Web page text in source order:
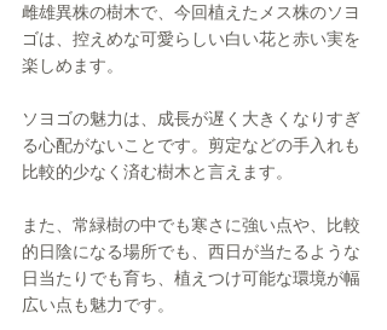
雌雄異株の樹木で、今回植えたメス株のソヨ
ゴは、控えめな可愛らしい白い花と赤い実を
楽しめます。
ソヨゴの魅力は、成長が遅く大きくなりすぎ
る心配がないことです。剪定などの手入れも
比較的少なく済む樹木と言えます。
また、常緑樹の中でも寒さに強い点や、比較
的日陰になる場所でも、西日が当たるような
日当たりでも育ち、植えつけ可能な環境が幅
広い点も魅力です。